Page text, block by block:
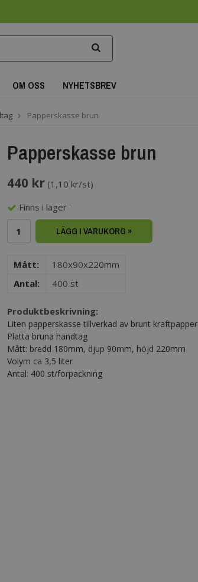
OM OSS NYHETSBREV
Papperskasse brun
Papperskasse brun
440 kr(1,10 kr/st)
Finns i lager '
LÄGG I VARUKORG »
Mått:
180x90x220mm
Antal:
400 st
Produktbeskrivning:
Liten papperskasse tillverkad av brunt kraftpapper
Platta bruna handtag
Mått: bredd 180mm, djup 90mm, höjd 220mm
Volym ca 3,5 liter
Antal: 400 st/förpackning